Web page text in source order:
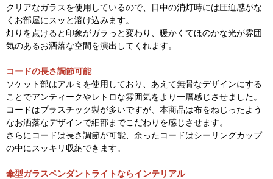
クリアなガラスを使用しているので、日中の消灯時には圧迫感がな
くお部屋にスッと溶け込みます。
灯りを点けると印象がガラっと変わり、暖かくてほのかな光が雰囲
気のあるお洒落な空間を演出してくれます。
コードの長さ調節可能
ソケット部はアルミを使用しており、あえて無骨なデザインにする
ことでアンティークやレトロな雰囲気をより一層感じさせました。
コードはプラスチック製が多いですが、本商品は布をねじったよう
なお洒落なデザインで細部までこだわりを感じさせます。
さらにコードは長さ調節が可能、余ったコードはシーリングカップ
の中にスッキリ収納できます。
傘型ガラスペンダントライトならインテリアル